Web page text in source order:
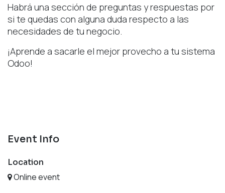
Habrá una sección de preguntas y respuestas por
si te quedas con alguna duda respecto a las
necesidades de tu negocio.
¡Aprende a sacarle el mejor provecho a tu sistema
Odoo!
Event Info
Location
Online event